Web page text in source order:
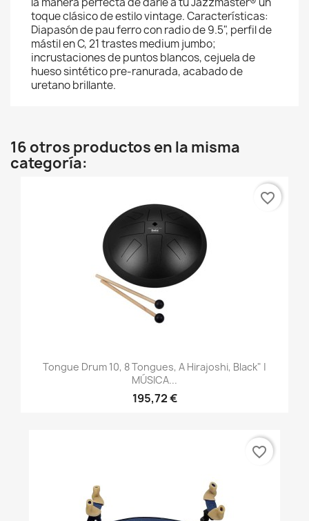
toque clásico de estilo vintage. Características:
Diapasón de pau ferro con radio de 9.5", perfil de
mástil en C, 21 trastes medium jumbo;
incrustaciones de puntos blancos, cejuela de
hueso sintético pre-ranurada, acabado de
uretano brillante.
16 otros productos en la misma
categoría:
Tongue Drum 10, 8 Tongues, A Hirajoshi, Black" |
MÚSICA...
195,72 €
favorite_border
favorite_border